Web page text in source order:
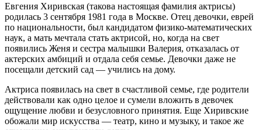
Евгения Хиривская (такова настоящая фамилия актрисы)
родилась 3 сентября 1981 года в Москве. Отец девочки, еврей
по национальности, был кандидатом физико-математических
наук, а мать мечтала стать актрисой, но, когда на свет
появились Женя и сестра малышки Валерия, отказалась от
актерских амбиций и отдала себя семье. Девочки даже не
посещали детский сад — учились на дому.
Актриса появилась на свет в счастливой семье, где родители
действовали как одно целое и сумели вложить в девочек
ощущение любви и безусловного принятия. Еще Хиривские
обожали мир искусства — театр, кино и музыку, и такое же